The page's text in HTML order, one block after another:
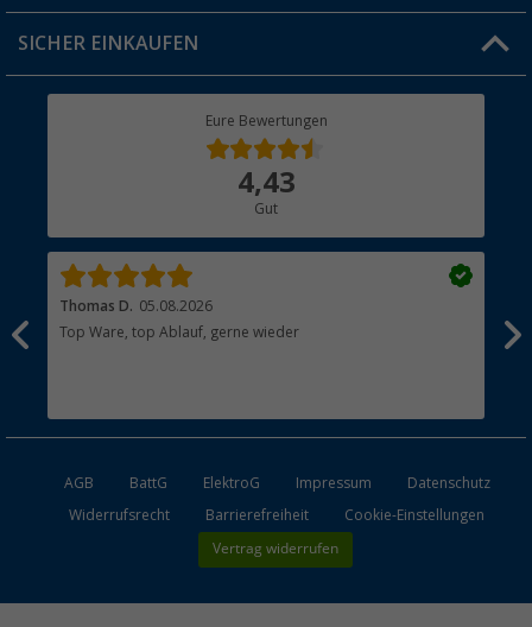
Jobs & Karriere
Rücksendung
SICHER EINKAUFEN
Eure Bewertungen
4,43
Gut
Thomas D. 05.08.2026
Top Ware, top Ablauf, gerne wieder
AGB BattG ElektroG Impressum
Datenschutz
Widerrufsrecht
Barrierefreiheit Cookie-Einstellungen
Vertrag widerrufen